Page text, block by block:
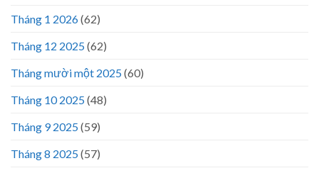
Tháng 1 2026(62)
Tháng 12 2025(62)
Tháng mười một 2025(60)
Tháng 10 2025(48)
Tháng 9 2025(59)
Tháng 8 2025(57)